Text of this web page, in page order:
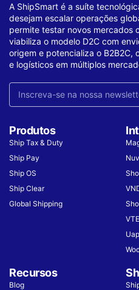
A ShipSmart é a suíte
desejam escalar operações
permite testar novos mercados
viabiliza o modelo D2C com
origem e potencializa o B2B2C,
e logísticos em múltiplos
Produtos
Ship Tax & Duty
Ship Pay
Ship OS
Ship Clear
Global Shipping
Recursos
Blog